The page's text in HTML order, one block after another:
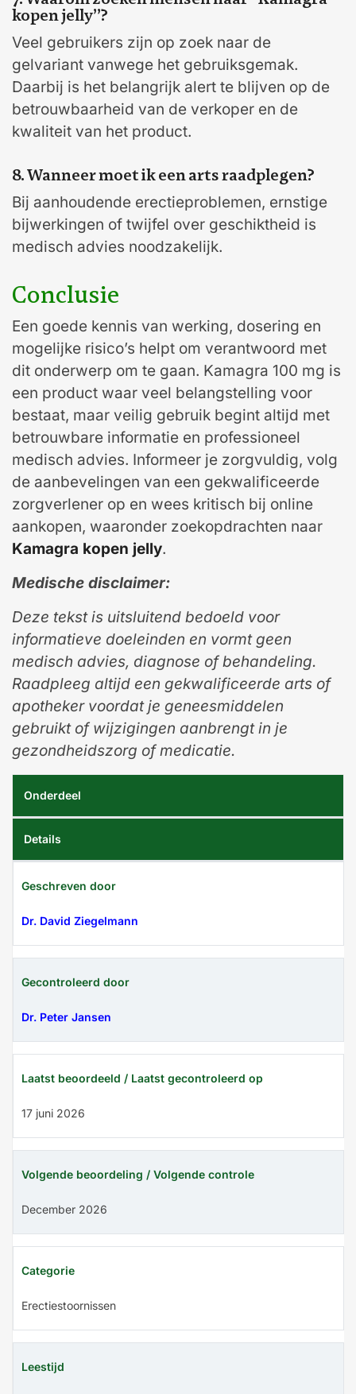
kopen jelly”?
Veel gebruikers zijn op zoek naar de
gelvariant vanwege het gebruiksgemak.
Daarbij is het belangrijk alert te blijven op de
betrouwbaarheid van de verkoper en de
kwaliteit van het product.
8. Wanneer moet ik een arts raadplegen?
Bij aanhoudende erectieproblemen, ernstige
bijwerkingen of twijfel over geschiktheid is
medisch advies noodzakelijk.
Conclusie
Een goede kennis van werking, dosering en
mogelijke risico’s helpt om verantwoord met
dit onderwerp om te gaan. Kamagra 100 mg is
een product waar veel belangstelling voor
bestaat, maar veilig gebruik begint altijd met
betrouwbare informatie en professioneel
medisch advies. Informeer je zorgvuldig, volg
de aanbevelingen van een gekwalificeerde
zorgverlener op en wees kritisch bij online
aankopen, waaronder zoekopdrachten naar
Kamagra kopen jelly.
Medische disclaimer:
Deze tekst is uitsluitend bedoeld voor
informatieve doeleinden en vormt geen
medisch advies, diagnose of behandeling.
Raadpleeg altijd een gekwalificeerde arts of
apotheker voordat je geneesmiddelen
gebruikt of wijzigingen aanbrengt in je
gezondheidszorg of medicatie.
Onderdeel
Details
Geschreven door
Dr. David Ziegelmann
Gecontroleerd door
Dr. Peter Jansen
Laatst beoordeeld / Laatst gecontroleerd op
17 juni 2026
Volgende beoordeling / Volgende controle
December 2026
Categorie
Erectiestoornissen
Leestijd